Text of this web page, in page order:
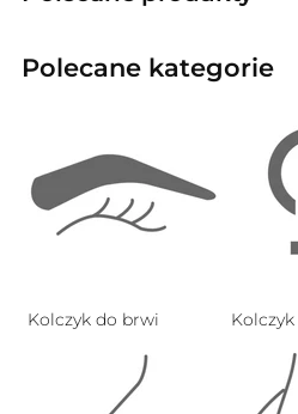
Polecane kategorie
Kolczyk do brwi